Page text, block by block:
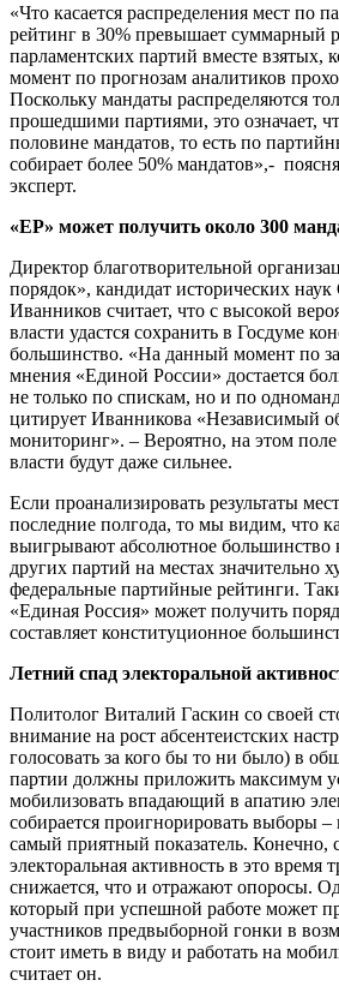
«Что касается распределения мест по
рейтинг в 30% превышает суммарный
парламентских партий вместе взятых,
момент по прогнозам аналитиков
Поскольку мандаты распределяются
прошедшими партиями, это означает,
половине мандатов, то есть по
собирает более 50% мандатов»,-
эксперт.
«ЕР» может получить около 300
Директор благотворительной
порядок», кандидат исторических наук
Иванников считает, что с высокой
власти удастся сохранить в Госдуме
большинство. «На данный момент по
мнения «Единой России» достается
не только по спискам, но и по
цитирует Иванникова «Независимый
мониторинг». – Вероятно, на этом
власти будут даже сильнее.
Если проанализировать результаты
последние полгода, то мы видим, что
выигрывают абсолютное
других партий на местах значительно
федеральные партийные рейтинги.
«Единая Россия» может получить
составляет конституционное
Летний спад электоральной
Политолог Виталий Гаскин со своей
внимание на рост абсентеистских
голосовать за кого бы то ни было) в
партии должны приложить максимум
мобилизовать впадающий в апатию
собирается проигнорировать выборы
самый приятный показатель. Конечно,
электоральная активность в это время
снижается, что и отражают опоросы.
который при успешной работе может
участников предвыборной гонки в
стоит иметь в виду и работать на
считает он.